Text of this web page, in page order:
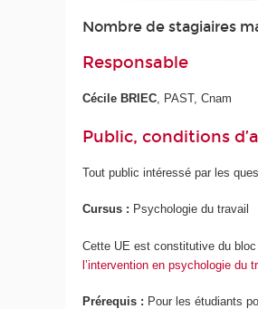
Nombre de stagiaires
Responsable
Cécile BRIEC , PAST, Cnam
Public, conditions
Tout public intéressé par les
Cursus : Psychologie du travail
Cette UE est constitutive du
l’intervention en psychologie du
Prérequis : Pour les étudiants